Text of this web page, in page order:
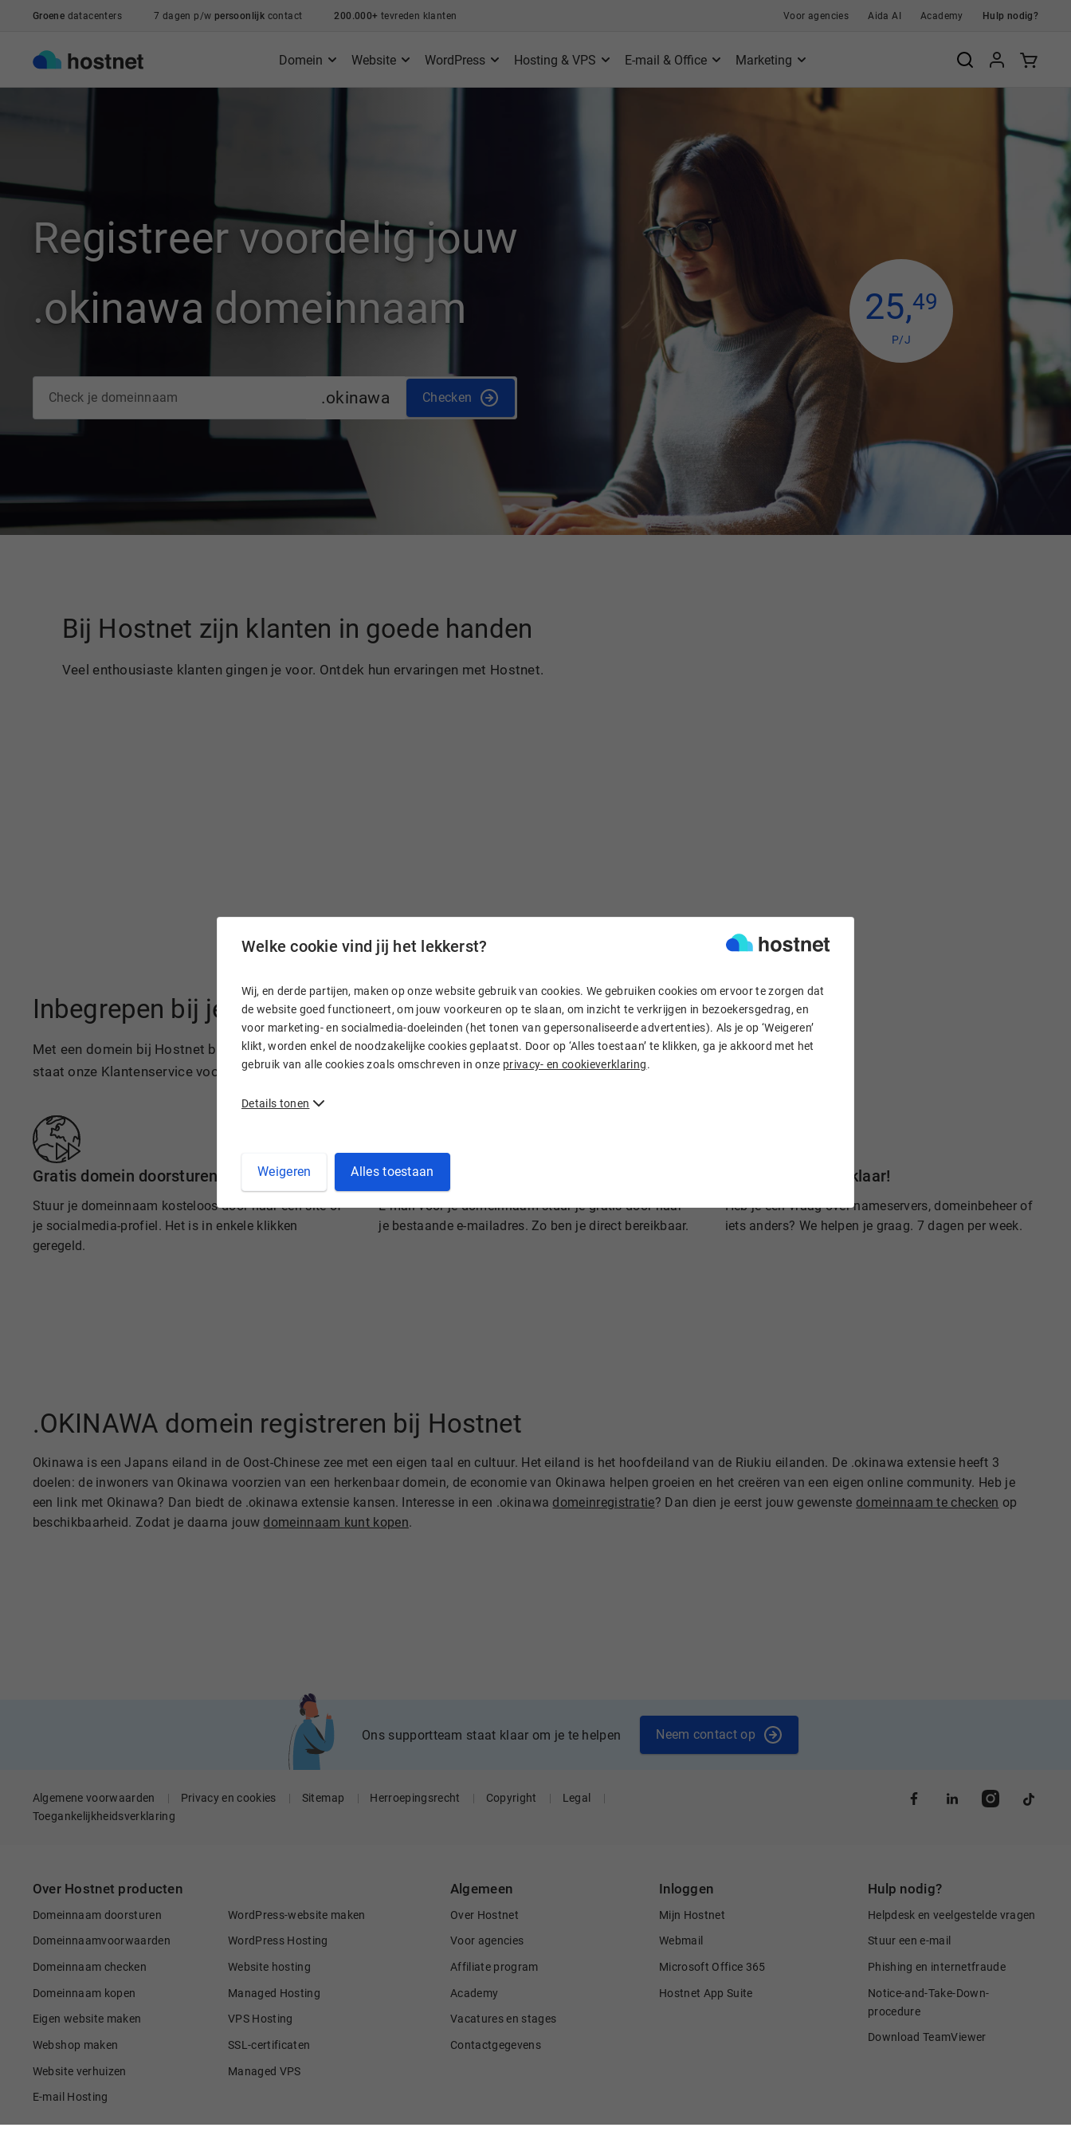
Welke cookie vind jij het lekkerst?
Wij, en derde partijen, maken op onze website gebruik van cookies. We gebruiken cookies om ervoor te zorgen dat
de website goed functioneert, om jouw voorkeuren op te slaan, om inzicht te verkrijgen in bezoekersgedrag, en
voor marketing- en socialmedia-doeleinden (het tonen van gepersonaliseerde advertenties). Als je op ‘Weigeren’
klikt, worden enkel de noodzakelijke cookies geplaatst. Door op ‘Alles toestaan’ te klikken, ga je akkoord met het
gebruik van alle cookies zoals omschreven in onze privacy- en cookieverklaring.
Details tonen
Weigeren Alles toestaan
Ga naar de hoofdinhoud
Groene datacenters 7 dagen p/w persoonlijk contact 200.000+ tevreden klanten Voor agencies Aida AI Academy Hulp nodig?
Domein Website WordPress Hosting & VPS E-mail & Office Marketing
Registreer voordelig jouw
.okinawa domeinnaam
.okinawa Checken
25,49
P/J
Bij Hostnet zijn klanten in goede handen
Veel enthousiaste klanten gingen je voor. Ontdek hun ervaringen met Hostnet.
Inbegrepen bij je domeinnaam
Met een domein bij Hostnet ben je razendsnel online. En heb je vragen? Dan
staat onze Klantenservice voor je klaar.
Gratis domein doorsturen
Stuur je domeinnaam kosteloos door naar een site of
je socialmedia-profiel. Het is in enkele klikken
geregeld.
Gratis e-mail doorsturen
E-mail voor je domeinnaam stuur je gratis door naar
je bestaande e-mailadres. Zo ben je direct bereikbaar.
Wij staan voor je klaar!
Heb je een vraag over nameservers, domeinbeheer of
iets anders? We helpen je graag. 7 dagen per week.
.OKINAWA domein registreren bij Hostnet
Okinawa is een Japans eiland in de Oost-Chinese zee met een eigen taal en cultuur. Het eiland is het hoofdeiland van de Riukiu eilanden. De .okinawa extensie heeft 3
doelen: de inwoners van Okinawa voorzien van een herkenbaar domein, de economie van Okinawa helpen groeien en het creëren van een eigen online community. Heb je
een link met Okinawa? Dan biedt de .okinawa extensie kansen. Interesse in een .okinawa domeinregistratie? Dan dien je eerst jouw gewenste domeinnaam te checken op
beschikbaarheid. Zodat je daarna jouw domeinnaam kunt kopen.
Ons supportteam staat klaar om je te helpen Neem contact op
Algemene voorwaarden Privacy en cookies Sitemap Herroepingsrecht Copyright
Legal
Toegankelijkheidsverklaring
Over Hostnet producten
Domeinnaam doorsturen
Domeinnaamvoorwaarden
Domeinnaam checken
Domeinnaam kopen
Eigen website maken
Webshop maken
Website verhuizen
E-mail Hosting
WordPress-website maken
WordPress Hosting
Website hosting
Managed Hosting
VPS Hosting
SSL-certificaten
Managed VPS
Algemeen
Over Hostnet
Voor agencies
Affiliate program
Academy
Vacatures en stages
Contactgegevens
Inloggen
Mijn Hostnet
Webmail
Microsoft Office 365
Hostnet App Suite
Hulp nodig?
Helpdesk en veelgestelde vragen
Stuur een e-mail
Phishing en internetfraude
Notice-and-Take-Down-
procedure
Download TeamViewer